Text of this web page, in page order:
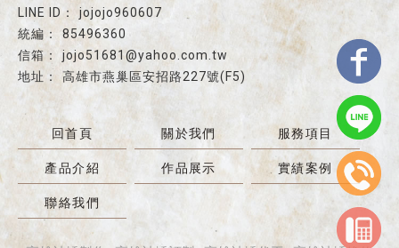
jojojo960607
85496360
jojo51681@yahoo.com.tw
高雄市燕巢區安招路227號(F5)
回首頁 關於我們 服務項目
產品介紹 作品展示 實績案例
聯絡我們